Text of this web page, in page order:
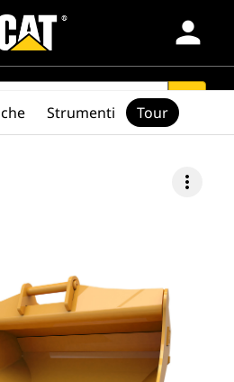
person
search
more_vert
Strumenti Tour